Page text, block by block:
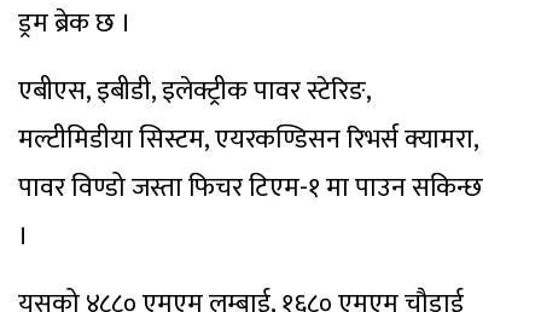
ड्रम ब्रेक छ ।
एबीएस, इबीडी, इलेक्ट्रीक पावर स्टेरिङ,
मल्टीमिडीया सिस्टम, एयरकण्डिसन रिभर्स क्यामरा,
पावर विण्डो जस्ता फिचर टिएम-१ मा पाउन सकिन्छ
।